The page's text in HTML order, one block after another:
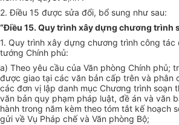
2. Điều 15 được sửa đổi, bổ sung như sau:
“Điều 15. Quy trình xây dựng chương trình
1. Quy trình xây dựng chương trình công tác
tướng Chính phủ:
a) Theo yêu cầu của Văn phòng Chính phủ;
được giao tại các văn bản cấp trên và phân
các đơn vị lập danh mục Chương trình soạn
văn bản quy phạm pháp luật, đề án và văn
hành trong năm kèm theo tóm tắt kế hoạch
gửi về Vụ Pháp chế và Văn phòng Bộ;